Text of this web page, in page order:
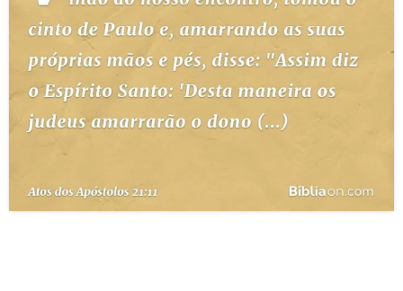
TEMAS
PERGUNTE À BÍBLIA IA
TERMO BÍBLICO
LOJA BÍBLIAON